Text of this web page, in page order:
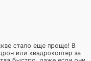
стало еще проще! В
или квадрокоптер за